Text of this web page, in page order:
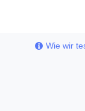
Wie wir